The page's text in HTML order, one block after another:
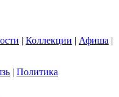
| Коллекции | Афиша |
| Политика